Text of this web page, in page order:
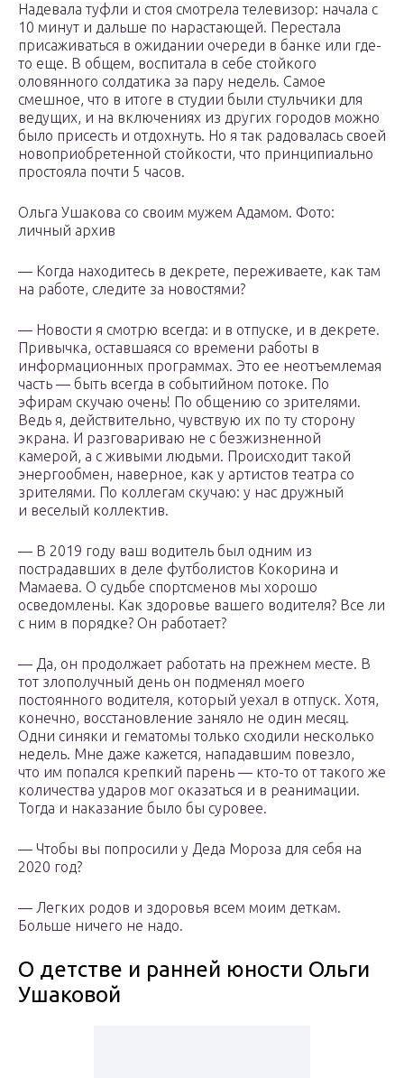
Надевала туфли и стоя смотрела телевизор: начала с
10 минут и дальше по нарастающей. Перестала
присаживаться в ожидании очереди в банке или где-
то еще. В общем, воспитала в себе стойкого
оловянного солдатика за пару недель. Самое
смешное, что в итоге в студии были стульчики для
ведущих, и на включениях из других городов можно
было присесть и отдохнуть. Но я так радовалась своей
новоприобретенной стойкости, что принципиально
простояла почти 5 часов.
Ольга Ушакова со своим мужем Адамом. Фото:
личный архив
— Когда находитесь в декрете, переживаете, как там
на работе, следите за новостями?
— Новости я смотрю всегда: и в отпуске, и в декрете.
Привычка, оставшаяся со времени работы в
информационных программах. Это ее неотъемлемая
часть — быть всегда в событийном потоке. По
эфирам скучаю очень! По общению со зрителями.
Ведь я, действительно, чувствую их по ту сторону
экрана. И разговариваю не с безжизненной
камерой, а с живыми людьми. Происходит такой
энергообмен, наверное, как у артистов театра со
зрителями. По коллегам скучаю: у нас дружный
и веселый коллектив.
— В 2019 году ваш водитель был одним из
пострадавших в деле футболистов Кокорина и
Мамаева. О судьбе спортсменов мы хорошо
осведомлены. Как здоровье вашего водителя? Все ли
с ним в порядке? Он работает?
— Да, он продолжает работать на прежнем месте. В
тот злополучный день он подменял моего
постоянного водителя, который уехал в отпуск. Хотя,
конечно, восстановление заняло не один месяц.
Одни синяки и гематомы только сходили несколько
недель. Мне даже кажется, нападавшим повезло,
что им попался крепкий парень — кто-то от такого же
количества ударов мог оказаться и в реанимации.
Тогда и наказание было бы суровее.
— Чтобы вы попросили у Деда Мороза для себя на
2020 год?
— Легких родов и здоровья всем моим деткам.
Больше ничего не надо.
О детстве и ранней юности Ольги
Ушаковой